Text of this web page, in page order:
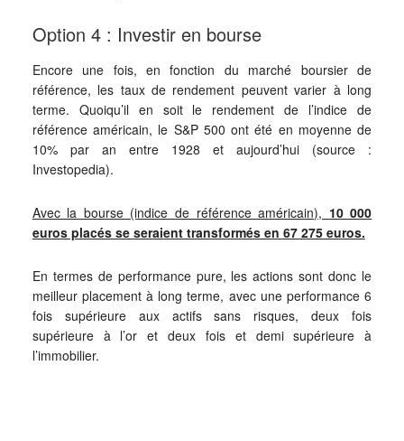
Option 4 : Investir en bourse
Encore une fois, en fonction du marché boursier de
référence, les taux de rendement peuvent varier à long
terme. Quoiqu’il en soit le rendement de l’indice de
référence américain, le S&P 500 ont été en moyenne de
10% par an entre 1928 et aujourd’hui (source :
Investopedia).
Avec la bourse (indice de référence américain), 10 000
euros placés se seraient transformés en 67 275 euros.
En termes de performance pure, les actions sont donc le
meilleur placement à long terme, avec une performance 6
fois supérieure aux actifs sans risques, deux fois
supérieure à l’or et deux fois et demi supérieure à
l’immobilier.